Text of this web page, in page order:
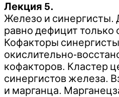
Лекция 5.
Железо и
равно дефицит только
Кофакторы
окислительно-
кофакторов. Кластер
синергистов железа.
и марганца.